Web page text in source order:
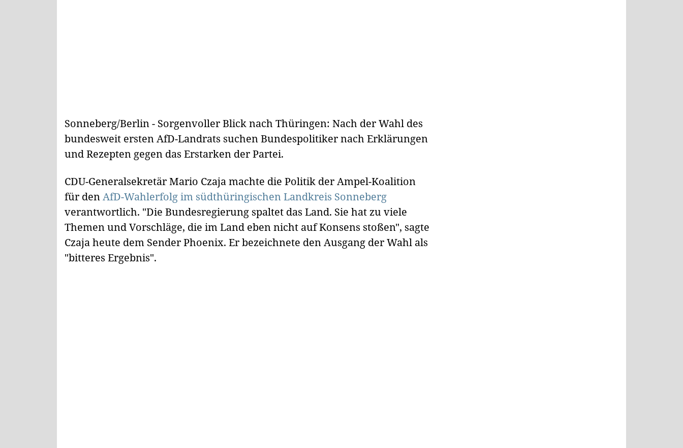
Sonneberg/Berlin - Sorgenvoller Blick nach Thüringen: Nach der Wahl des
bundesweit ersten AfD-Landrats suchen Bundespolitiker nach Erklärungen
und Rezepten gegen das Erstarken der Partei.
CDU-Generalsekretär Mario Czaja machte die Politik der Ampel-Koalition
für denAfD-Wahlerfolg im südthüringischen Landkreis Sonneberg
verantwortlich. "Die Bundesregierung spaltet das Land. Sie hat zu viele
Themen und Vorschläge, die im Land eben nicht auf Konsens stoßen", sagte
Czaja heute dem Sender Phoenix. Er bezeichnete den Ausgang der Wahl als
"bitteres Ergebnis".